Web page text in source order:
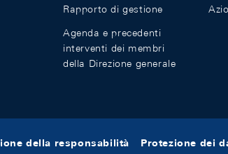
Rapporto di gestione
Agenda e precedenti
interventi dei membri
della Direzione generale
della responsabilità Protezione dei